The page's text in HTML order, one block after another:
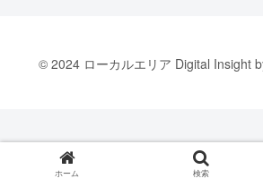
© 2024 ローカルエリア Digital Insight
ホーム 検索